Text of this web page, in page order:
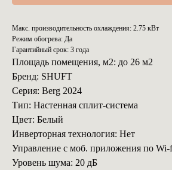
Макс. производительность охлаждения: 2.75 кВт
Режим обогрева: Да
Гарантийный срок: 3 года
Площадь помещения, м2: до 26 м2
Бренд: SHUFT
Серия: Berg 2024
Тип: Настенная сплит-система
Цвет: Белый
Инверторная технология: Нет
Управление с моб. приложения по
Уровень шума: 20 дБ